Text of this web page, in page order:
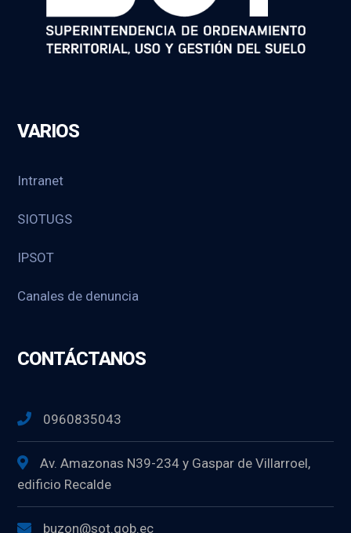
VARIOS
Intranet
SIOTUGS
IPSOT
Canales de denuncia
CONTÁCTANOS
0960835043
Av. Amazonas N39-234 y Gaspar de Villarroel,
edificio Recalde
buzon@sot.gob.ec